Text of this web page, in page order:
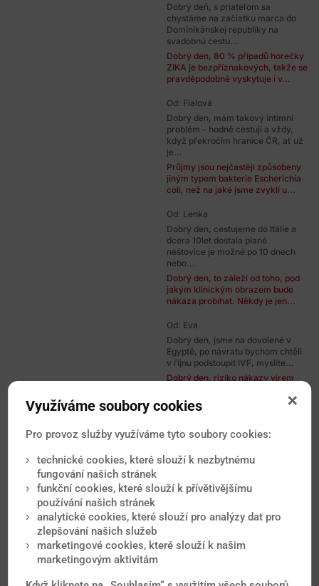
Dobrý deň, s priateľom sa
chystáme na začiatku marca do
Dominikánskej republiky na
svadobnú cestu...
Dobrý den, 80 % případů horečky
ZIKA je bezpříznakových, takže se
pravděpodobně vyskytuje i v...
Od: Fialová
Dobrý den, mám takový intimní
problém - hodně cestuji a vždy,
když překročím hranice ČR, ať už
je...
Průjmy jsou nejčastěji způsobeny
jiným typem bakterie Escherichia
coli, než na jaké jsme zvyklí u...
Od: Lenka
Dobrý den, cestujeme do Itálie a
dcera 10let dostala plané
neštovice je možné po 10 dnech
nebo...
Dobrý den, to záleží od toho, pod
jakým klinickým obrazem bude
nákaza probíhat. Někdy je jen...
Od: Eva
Dobrý den, jsme na dovolené v
Egyptě, po návratu bychom chtěli
v říjnu podstoupit IVF, myslíte...
Dobrý den, riziko nákazy virem
této zemi jsou však i jiné...
Dobrý den, za 14 dnů mám letět na
Kapverdských ostravů, kde...
Tenerife nehrozí, přesto však pro
Od: Vojtěch
Dobrý den,byl jsem ve Francii před
6 léty,po malém úraze na na bérci
Využíváme soubory cookies
Pro provoz služby využíváme tyto soubory cookies:
technické cookies, které slouží k nezbytnému
fungování našich stránek
funkční cookies, které slouží k přívětivějšímu
používání našich stránek
analytické cookies, které slouží pro analýzy dat pro
zlepšování našich služeb
marketingové cookies, které slouží k našim
marketingovým aktivitám